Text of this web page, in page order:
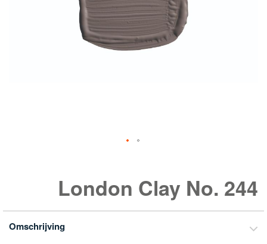
London Clay No. 244
Omschrijving
de
afbeeldingen-